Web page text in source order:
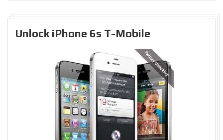
Unlock iPhone 6s T-Mobile